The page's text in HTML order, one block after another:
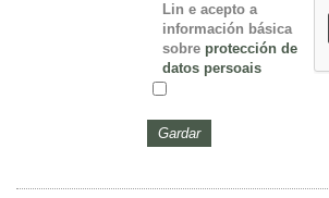
Lin e acepto a
información básica
sobre protección de
datos persoais